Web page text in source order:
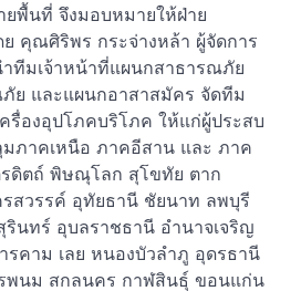
พื้นที่ จึงมอบหมายให้ฝ่าย
ย คุณศิริพร กระจ่างหล้า ผู้จัดการ
ำทีมเจ้าหน้าที่แผนกสาธารณภัย
ย และแผนกอาสาสมัคร จัดทีม
องอุปโภคบริโภค ให้แก่ผู้ประสบ
ภาคเหนือ ภาคอีสาน และ ภาค
ดิตถ์ พิษณุโลก สุโขทัย ตาก
สวรรค์ อุทัยธานี ชัยนาท ลพบุรี
นทร์ อุบลราชธานี อำนาจเจริญ
รคาม เลย หนองบัวลำภู อุดรธานี
พนม สกลนคร กาฬสินธุ์ ขอนแก่น